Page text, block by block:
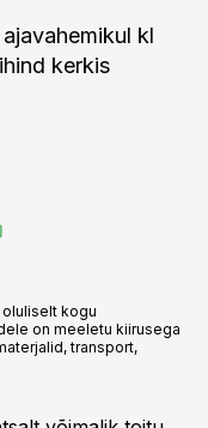
kl
kerkis
kogu
on meeletu kiirusega
transport,